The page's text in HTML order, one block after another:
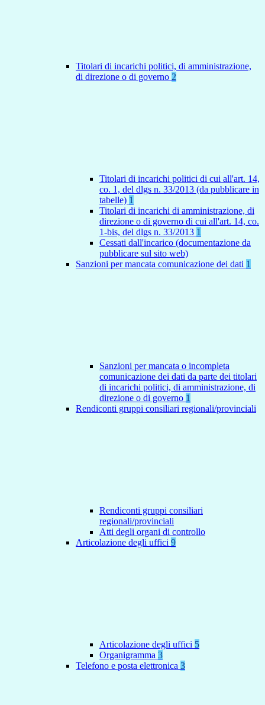
Titolari di incarichi politici, di amministrazione,
di direzione o di governo 2
Titolari di incarichi politici di cui all'art. 14,
co. 1, del dlgs n. 33/2013 (da pubblicare in
tabelle) 1
Titolari di incarichi di amministrazione, di
direzione o di governo di cui all'art. 14, co.
1-bis, del dlgs n. 33/2013 1
Cessati dall'incarico (documentazione da
pubblicare sul sito web)
Sanzioni per mancata comunicazione dei dati 1
Sanzioni per mancata o incompleta
comunicazione dei dati da parte dei titolari
di incarichi politici, di amministrazione, di
direzione o di governo 1
Rendiconti gruppi consiliari regionali/provinciali
Rendiconti gruppi consiliari
regionali/provinciali
Atti degli organi di controllo
Articolazione degli uffici 9
Articolazione degli uffici 5
Organigramma 3
Telefono e posta elettronica 3